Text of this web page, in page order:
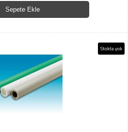
Sepete Ekle
Stokta yok